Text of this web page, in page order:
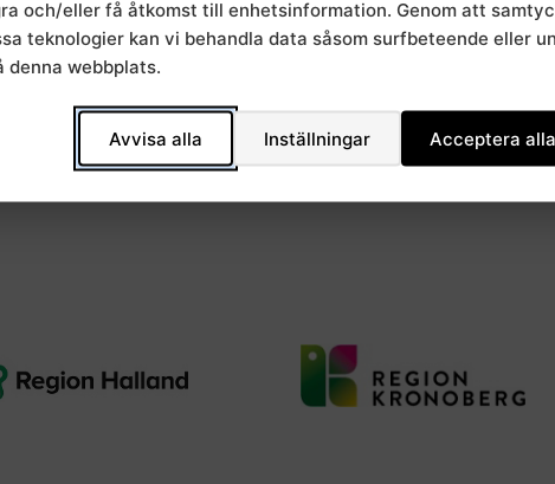
och/eller få åtkomst till enhetsinformation. Genom att
teknologier kan vi behandla data såsom surfbeteende eller
denna webbplats.
Avvisa alla Inställningar Acceptera alla